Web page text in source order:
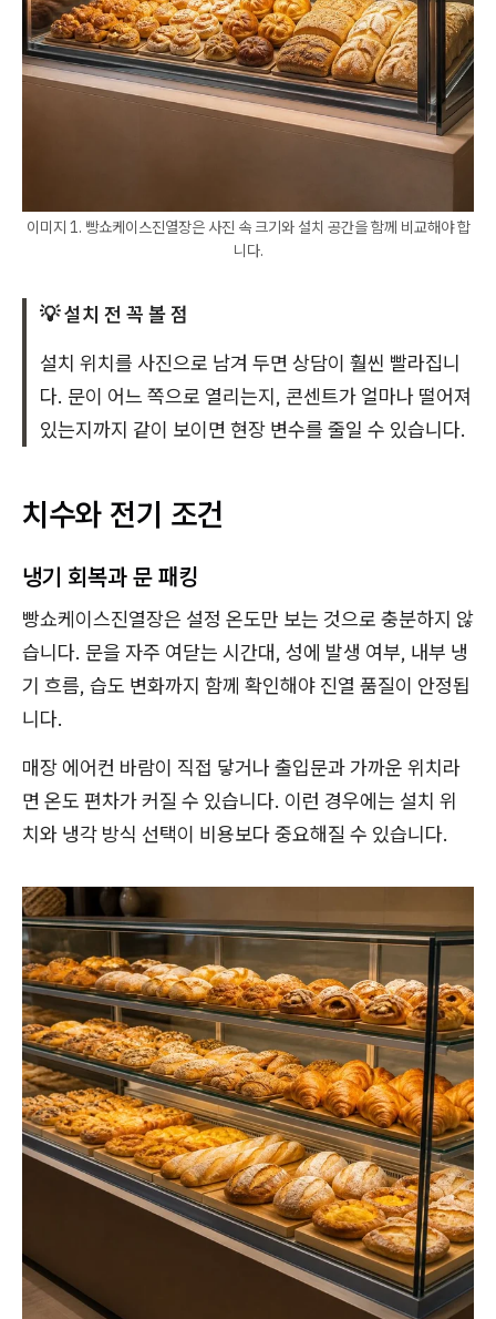
이미지 1. 빵쇼케이스진열장은 사진 속 크기와 설치 공간을 함께 비교해야 합
니다.
💡 설치 전 꼭 볼 점
설치 위치를 사진으로 남겨 두면 상담이 훨씬 빨라집니
다. 문이 어느 쪽으로 열리는지, 콘센트가 얼마나 떨어져
있는지까지 같이 보이면 현장 변수를 줄일 수 있습니다.
치수와 전기 조건
냉기 회복과 문 패킹
빵쇼케이스진열장은 설정 온도만 보는 것으로 충분하지 않
습니다. 문을 자주 여닫는 시간대, 성에 발생 여부, 내부 냉
기 흐름, 습도 변화까지 함께 확인해야 진열 품질이 안정됩
니다.
매장 에어컨 바람이 직접 닿거나 출입문과 가까운 위치라
면 온도 편차가 커질 수 있습니다. 이런 경우에는 설치 위
치와 냉각 방식 선택이 비용보다 중요해질 수 있습니다.